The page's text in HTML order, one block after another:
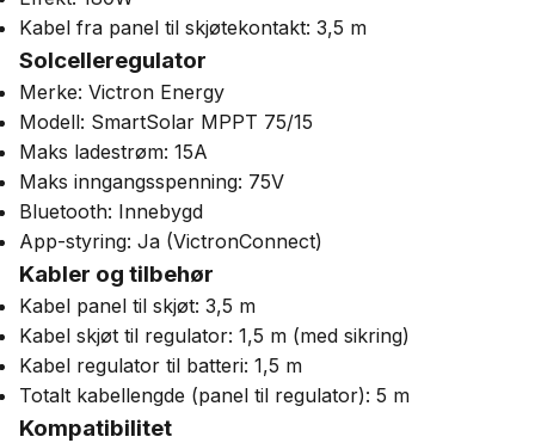
Kabel fra panel til skjøtekontakt: 3,5 m
Solcelleregulator
Merke: Victron Energy
Modell: SmartSolar MPPT 75/15
Maks ladestrøm: 15A
Maks inngangsspenning: 75V
Bluetooth: Innebygd
App-styring: Ja (VictronConnect)
Kabler og tilbehør
Kabel panel til skjøt: 3,5 m
Kabel skjøt til regulator: 1,5 m (med sikring)
Kabel regulator til batteri: 1,5 m
Totalt kabellengde (panel til regulator): 5 m
Kompatibilitet